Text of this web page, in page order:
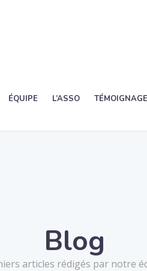
ÉQUIPE L’ASSO
Blog
articles rédigés par notre